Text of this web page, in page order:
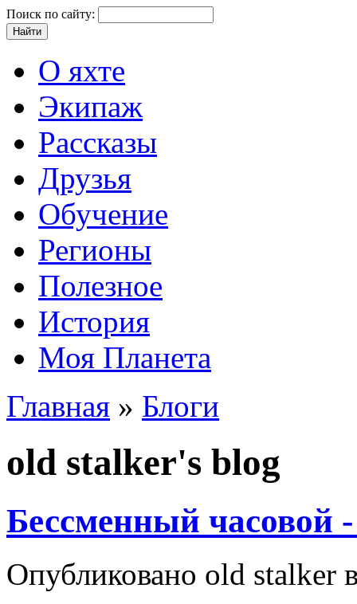
Поиск по сайту:
О яхте
Экипаж
Рассказы
Друзья
Обучение
Регионы
Полезное
История
Моя Планета
Главная » Блоги
old stalker's blog
Бессменный часовой
Опубликовано old stalker